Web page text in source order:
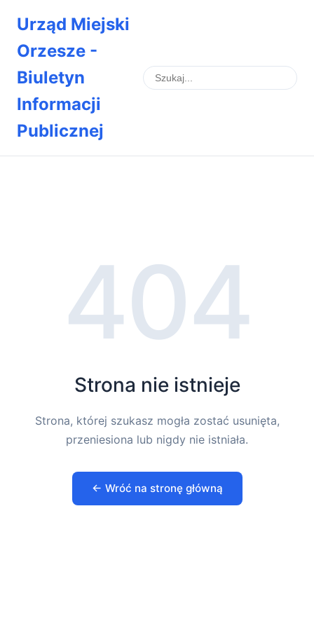
Urząd Miejski
Orzesze -
Biuletyn
Informacji
Publicznej
404
Strona nie istnieje
Strona, której szukasz mogła zostać usunięta,
przeniesiona lub nigdy nie istniała.
← Wróć na stronę główną